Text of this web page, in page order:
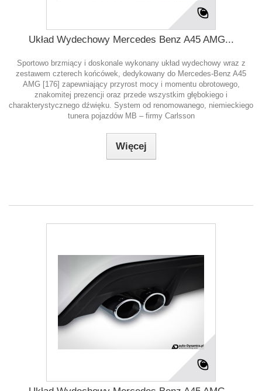
Układ Wydechowy Mercedes Benz A45 AMG...
Sportowo brzmiący i doskonale wykonany układ wydechowy wraz z
zestawem czterech końcówek, dedykowany do Mercedes-Benz A45
AMG [176] zapewniający przyrost mocy i momentu obrotowego,
znakomitej prezencji oraz przede wszystkim głębokiego i
charakterystycznego dźwięku. System od renomowanego, niemieckiego
tunera pojazdów MB – firmy Carlsson
Więcej